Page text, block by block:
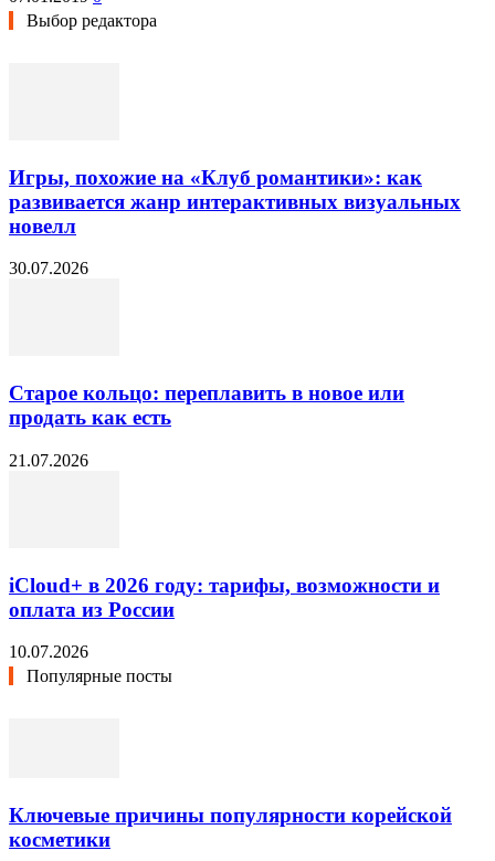
Выбор редактора
Игры, похожие на «Клуб романтики»: как
развивается жанр интерактивных визуальных
новелл
30.07.2026
Старое кольцо: переплавить в новое или
продать как есть
21.07.2026
iCloud+ в 2026 году: тарифы, возможности и
оплата из России
10.07.2026
Популярные посты
Ключевые причины популярности корейской
косметики